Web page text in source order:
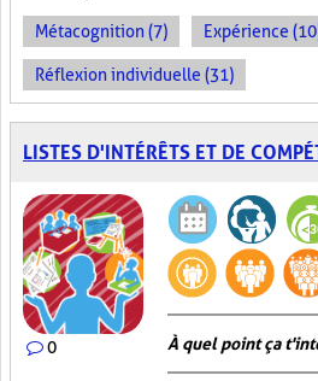
Métacognition (7) Expérience
Réflexion individuelle (31)
LISTES D'INTÉRÊTS ET DE
0 À quel point ça